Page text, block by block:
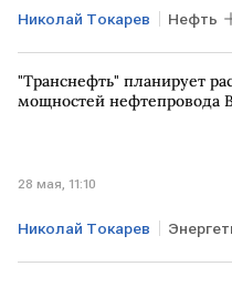
Николай Токарев Нефть
Азиатско-Тихоокеанский
козьмино
"Транснефть" планирует
мощностей нефтепровода
28 мая, 11:10
Николай Токарев
Транснефть Дальний